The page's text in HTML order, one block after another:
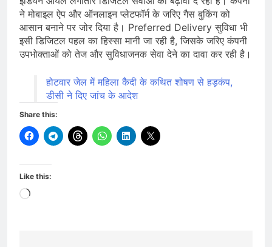
ने मोबाइल ऐप और ऑनलाइन प्लेटफॉर्म के जरिए गैस बुकिंग को
आसान बनाने पर जोर दिया है। Preferred Delivery सुविधा भी
इसी डिजिटल पहल का हिस्सा मानी जा रही है, जिसके जरिए कंपनी
उपभोक्ताओं को तेज और सुविधाजनक सेवा देने का दावा कर रही है।
होटवार जेल में महिला कैदी के कथित शोषण से हड़कंप,
डीसी ने दिए जांच के आदेश
Share this:
Like this:
Loading…